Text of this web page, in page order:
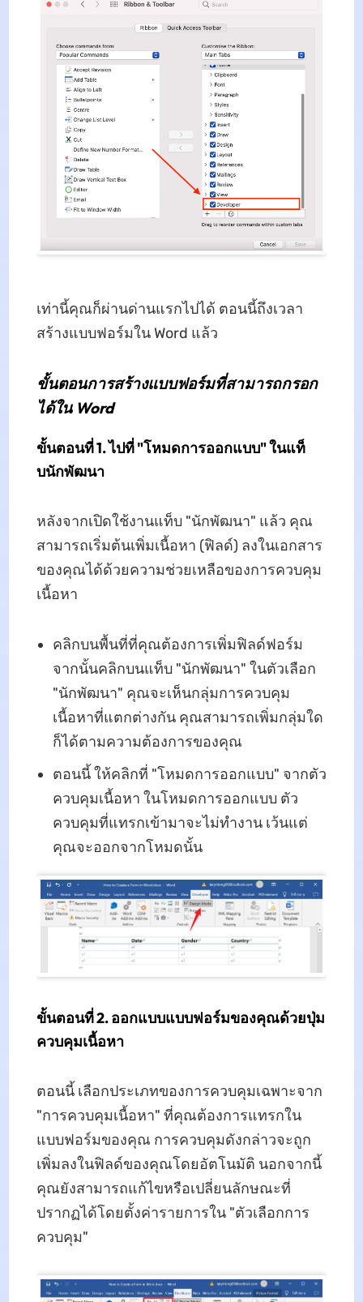
เท่านี้คุณก็ผ่านด่านแรกไปได้ ตอนนี้ถึงเวลา
สร้างแบบฟอร์มใน Word แล้ว
ขั้นตอนการสร้างแบบฟอร์มที่สามารถกรอก
ได้ใน Word
ขั้นตอนที่ 1. ไปที่ "โหมดการออกแบบ" ในแท็
บนักพัฒนา
หลังจากเปิดใช้งานแท็บ "นักพัฒนา" แล้ว คุณ
สามารถเริ่มต้นเพิ่มเนื้อหา (ฟิลด์) ลงในเอกสาร
ของคุณได้ด้วยความช่วยเหลือของการควบคุม
เนื้อหา
คลิกบนพื้นที่ที่คุณต้องการเพิ่มฟิลด์ฟอร์ม
จากนั้นคลิกบนแท็บ "นักพัฒนา" ในตัวเลือก
"นักพัฒนา" คุณจะเห็นกลุ่มการควบคุม
เนื้อหาที่แตกต่างกัน คุณสามารถเพิ่มกลุ่มใด
ก็ได้ตามความต้องการของคุณ
ตอนนี้ ให้คลิกที่ "โหมดการออกแบบ" จากตัว
ควบคุมเนื้อหา ในโหมดการออกแบบ ตัว
ควบคุมที่แทรกเข้ามาจะไม่ทำงาน เว้นแต่
คุณจะออกจากโหมดนั้น
ขั้นตอนที่ 2. ออกแบบแบบฟอร์มของคุณด้วยปุ่ม
ควบคุมเนื้อหา
ตอนนี้ เลือกประเภทของการควบคุมเฉพาะจาก
"การควบคุมเนื้อหา" ที่คุณต้องการแทรกใน
แบบฟอร์มของคุณ การควบคุมดังกล่าวจะถูก
เพิ่มลงในฟิลด์ของคุณโดยอัตโนมัติ นอกจากนี้
คุณยังสามารถแก้ไขหรือเปลี่ยนลักษณะที่
ปรากฏได้โดยตั้งค่ารายการใน "ตัวเลือกการ
ควบคุม"